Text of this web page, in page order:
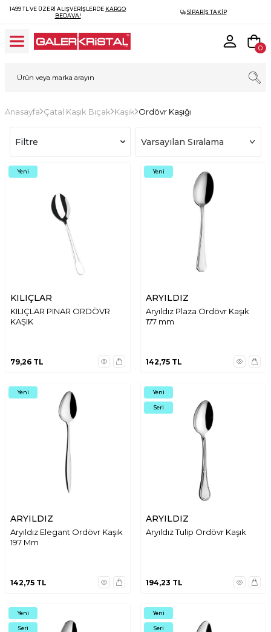
1499 TL VE ÜZERI ALIŞVERIŞLERDE KARGO
BEDAVA!
SIPARIŞ TAKIP
0
Anasayfa Çatal Kaşık Bıçak Kaşık Ordövr Kaşığı
Filtre
Yeni
KILIÇLAR
KILIÇLAR PINAR ORDÖVR
KAŞIK
79,26 TL
Yeni
ARYILDIZ
Aryıldız Plaza Ordövr Kaşık
177 mm
142,75 TL
Yeni
ARYILDIZ
Aryıldız Elegant Ordövr Kaşık
197 Mm
142,75 TL
Yeni
Seri
ARYILDIZ
Aryıldız Tulip Ordövr Kaşık
194,23 TL
Yeni
Seri
Yeni
Seri